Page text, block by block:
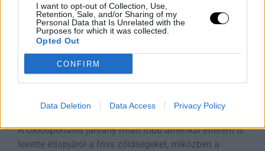
I want to opt-out of Collection, Use,
Retention, Sale, and/or Sharing of my
Personal Data that Is Unrelated with the
Purposes for which it was collected.
Opted Out
CONFIRM
Data Deletion Data Access Privacy Policy
A Parazita Ami Felforgatja Az
Éttermek Menüjét
A ciklosporiasis járvány miatt több amerikai étterem is
levette étlapjáról a friss zöldségeket, miközben a